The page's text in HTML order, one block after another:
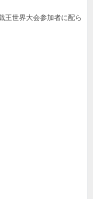
王世界大会参加者に配ら